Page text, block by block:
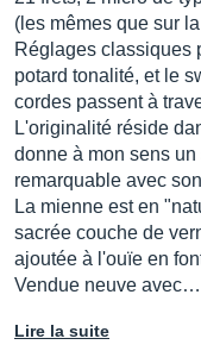
(les mêmes que sur
Réglages classiques
potard tonalité, et le
cordes passent à
L'originalité réside
donne à mon sens
remarquable avec
La mienne est en
sacrée couche de
ajoutée à l'ouïe en
Vendue neuve avec…
Lire la suite